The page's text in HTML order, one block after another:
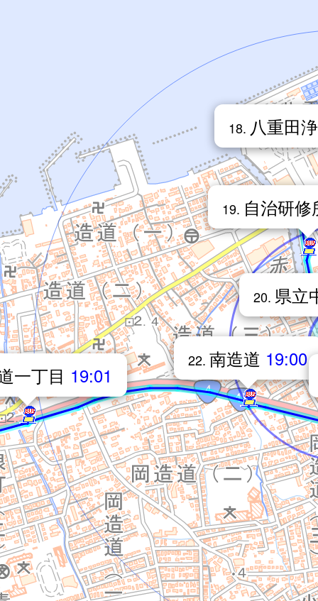
一丁目 19:01
22. 南造道 19:00
20. 県立
19. 自治研
18. 八重田